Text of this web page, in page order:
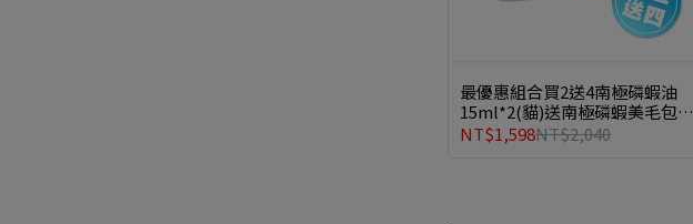
最優惠組合買2送4南極磷蝦油
15ml*2(貓)送南極磷蝦美毛包主
食餐包45g*4
NT$1,598NT$2,040